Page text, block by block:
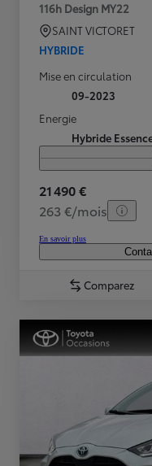
116h Design MY22
SAINT VICTORET
HYBRIDE
Mise en circulation
09-2023
Energie
Hybride
21 490 €
263 €/mois
En savoir plus
Comparez